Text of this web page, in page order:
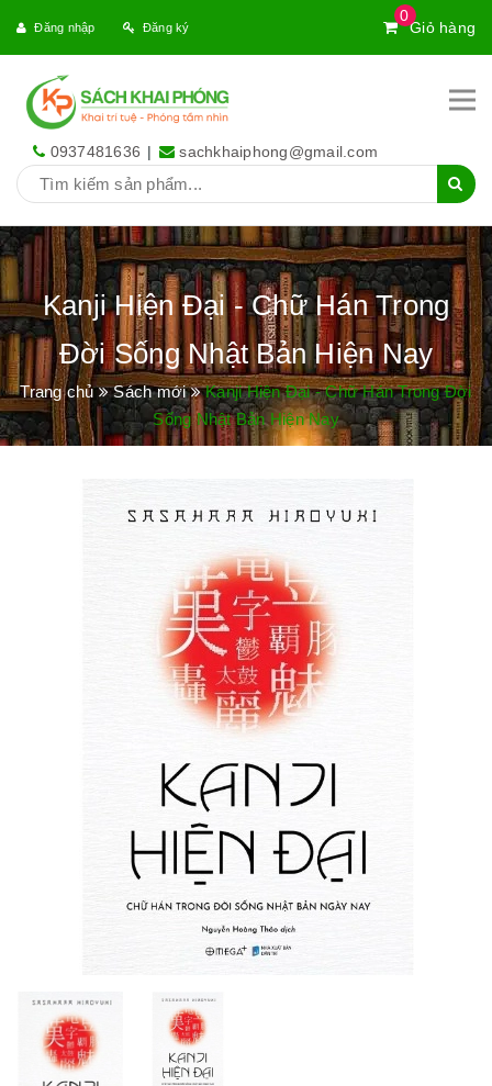
0
Giỏ hàng
Đăng nhập Đăng ký
0937481636 | sachkhaiphong@gmail.com
Kanji Hiện Đại - Chữ Hán Trong
Đời Sống Nhật Bản Hiện Nay
Trang chủ Sách mới
Kanji Hiện Đại - Chữ Hán Trong Đời
Sống Nhật Bản Hiện Nay